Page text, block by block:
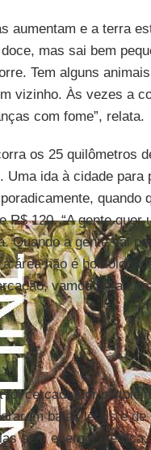
aumentam e a terra
mas sai bem
Tem alguns
vizinho. Às vezes a
com fome”, relata.
os 25 quilômetros
. Uma ida à cidade para
quando
120. “A gente quer
Quando a gente vai
área não é
vamos para
foi cercada por
balas letais e de
sem energia